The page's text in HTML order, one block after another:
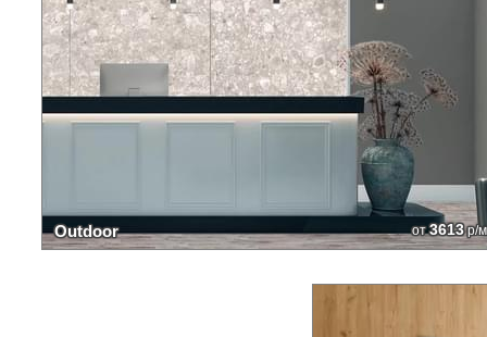
Outdoor от3613р/